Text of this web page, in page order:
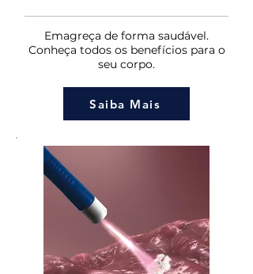
Emagreça de forma saudável.
Conheça todos os benefícios para o
seu corpo.
Saiba Mais